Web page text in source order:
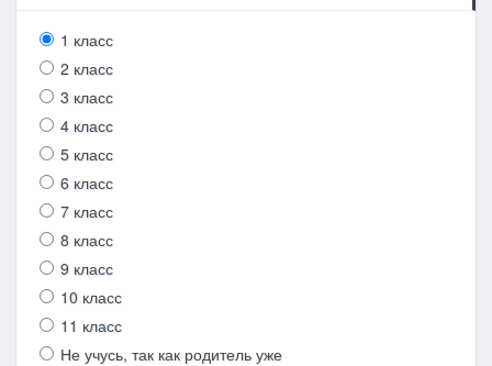
1 класс
2 класс
3 класс
4 класс
5 класс
6 класс
7 класс
8 класс
9 класс
10 класс
11 класс
Не учусь, так как родитель уже